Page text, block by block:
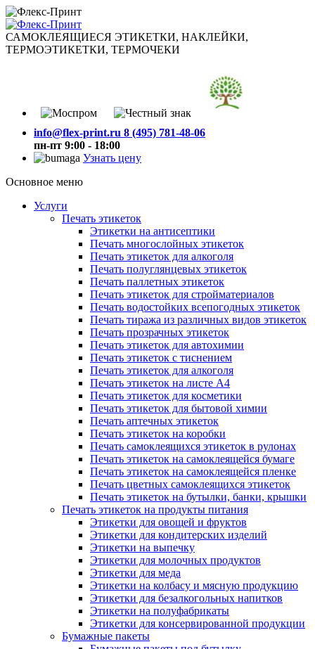
САМОКЛЕЯЩИЕСЯ ЭТИКЕТКИ, НАКЛЕЙКИ,
ТЕРМОЭТИКЕТКИ, ТЕРМОЧЕКИ
info@flex-print.ru 8 (495) 781-48-06
пн-пт 9:00 - 18:00
Узнать цену
Основное меню
Услуги
Печать этикеток
Этикетки на антисептики
Печать многослойных этикеток
Печать этикеток для алкоголя
Печать полуглянцевых этикеток
Печать паллетных этикеток
Печать этикеток для стройматериалов
Печать водостойких всепогодных этикеток
Печать тиража из различных видов этикеток
Печать прозрачных этикеток
Печать этикеток для автохимии
Печать этикеток с тиснением
Печать этикеток для алкоголя
Печать этикеток на листе А4
Печать этикеток для косметики
Печать этикеток для бытовой химии
Печать аптечных этикеток
Печать этикеток на коробки
Печать самоклеящихся этикеток в рулонах
Печать этикеток на самоклеящейся бумаге
Печать этикеток на самоклеящейся пленке
Печать цветных самоклеящихся этикеток
Печать этикеток на бутылки, банки, крышки
Печать этикеток на продукты питания
Этикетки для овощей и фруктов
Этикетки для кондитерских изделий
Этикетки на выпечку
Этикетки для молочных продуктов
Этикетки для меда
Этикетки на колбасу и мясную продукцию
Этикетки для безалкогольных напитков
Этикетки на полуфабрикаты
Этикетки для консервированной продукции
Бумажные пакеты